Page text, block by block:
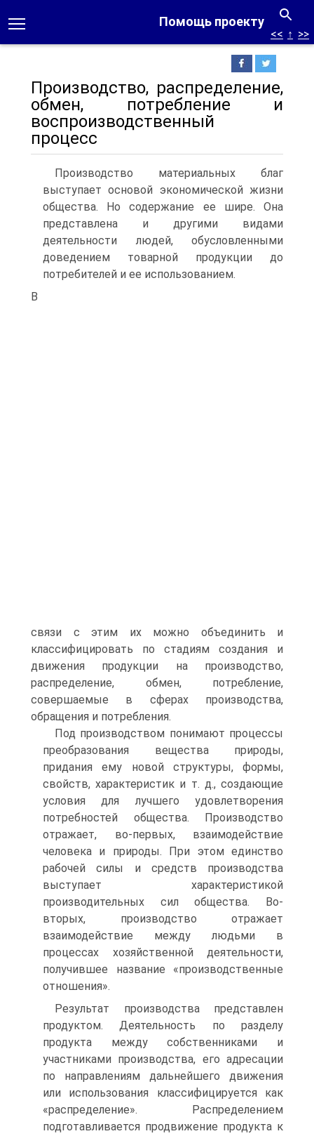
Помощь проекту
<< ↑ >>
Производство, распределение,
обмен, потребление и
воспроизводственный
процесс
Производство материальных благ
выступает основой экономической жизни
общества. Но содержание ее шире. Она
представлена и другими видами
деятельности людей, обусловленными
доведением товарной продукции до
потребителей и ее использованием.
В
связи с этим их можно объединить и
классифицировать по стадиям создания и
движения продукции на производство,
распределение, обмен, потребление,
совершаемые в сферах производства,
обращения и потребления.
Под производством понимают процессы
преобразования вещества природы,
придания ему новой структуры, формы,
свойств, характеристик и т. д., создающие
условия для лучшего удовлетворения
потребностей общества. Производство
отражает, во-первых, взаимодействие
человека и природы. При этом единство
рабочей силы и средств производства
выступает характеристикой
производительных сил общества. Во-
вторых, производство отражает
взаимодействие между людьми в
процессах хозяйственной деятельности,
получившее название «производственные
отношения».
Результат производства представлен
продуктом. Деятельность по разделу
продукта между собственниками и
участниками производства, его адресации
по направлениям дальнейшего движения
или использования классифицируется как
«распределение». Распределением
подготавливается продвижение продукта к